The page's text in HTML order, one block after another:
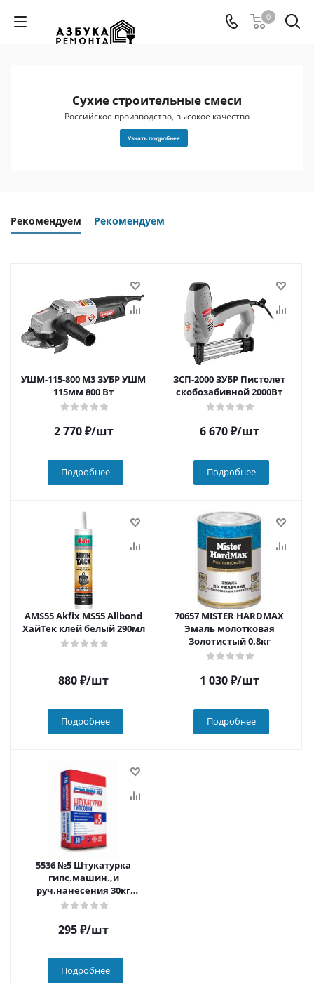
0
Сухие строительные смеси
Российское производство, высокое качество
Узнать подробнее
Рекомендуем Рекомендуем
УШМ-115-800 М3 ЗУБР УШМ
115мм 800 Вт
2 770₽/шт
Подробнее
ЗСП-2000 ЗУБР Пистолет
скобозабивной 2000Вт
6 670₽/шт
Подробнее
AMS55 Akfix MS55 Allbond
ХайТек клей белый 290мл
880₽/шт
Подробнее
70657 MISTER HARDMAX
Эмаль молотковая
Золотистый 0.8кг
1 030₽/шт
Подробнее
5536 №5 Штукатурка
гипс.машин.,и
руч.нанесения 30кг
(50шт./пал)
295₽/шт
Подробнее